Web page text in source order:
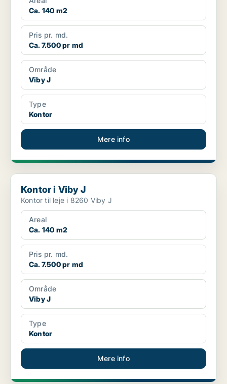
Ca. 140 m2
Pris pr. md.
Ca. 7.500 pr md
Område
Viby J
Type
Kontor
Mere info
Kontor i Viby J
Kontor i Viby J
Kontor til leje i 8260 Viby J
Areal
Ca. 140 m2
Pris pr. md.
Ca. 7.500 pr md
Område
Viby J
Type
Kontor
Mere info